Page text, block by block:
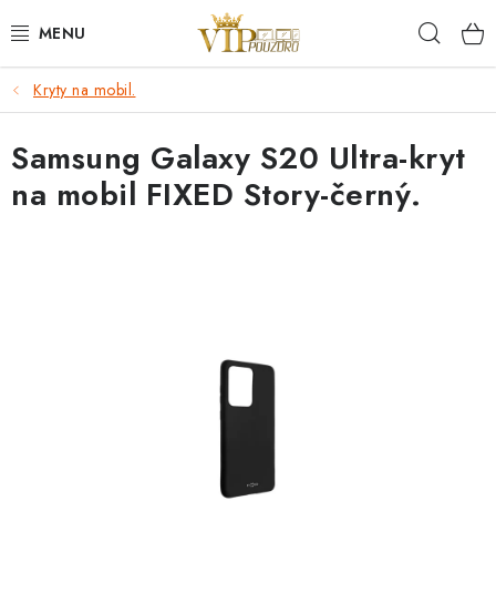
na
KRYTY NA MOBIL.
OCHRANA DISPLEJE - SKLO A FÓLIE
KABELY A NABÍJEČKY
POUZDRA, OBALY NA APPLE AIRPODS
Kryty na mobil.
Samsung Galaxy S20 Ultra-kryt
na mobil FIXED Story-černý.